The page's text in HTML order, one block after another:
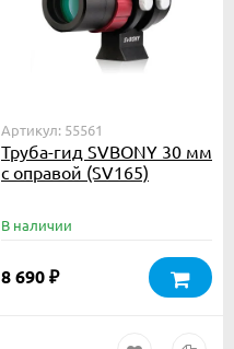
Артикул: 55561
Труба-гид SVBONY 30 мм
с оправой (SV165)
В наличии
8 690 ₽